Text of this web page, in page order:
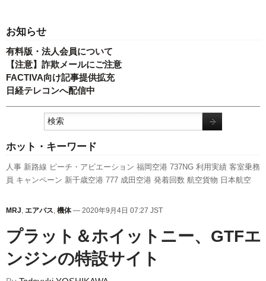
お知らせ
有料版・法人会員について
【注意】詐欺メールにご注意
FACTIVA向け記事提供拡充
日経テレコンへ配信中
ホット・キーワード
人事 新路線 ピーチ・アビエーション 福岡空港 737NG 利用実績 客室乗務
員 キャンペーン 新千歳空港 777 成田空港 発着回数 航空貨物 日本航空
イヤー 関西空港 A350 XWB 787 新型コロナウイルス
ス LCC 実績
MRJ, エアバス, 機体— 2020年9月4日 07:27 JST
プラット＆ホイットニー、GTFエ
ンジンの特設サイト